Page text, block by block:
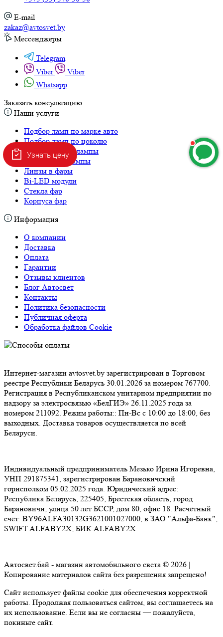
Мессенджеры
Telegram
Viber
Whatsapp
Заказать консультацию
Наши услуги
Подбор ламп по цоколю
Светодиодные лампы
Ксеноновые лампы
Линзы в фары
Bi-LED модули
Стекла фар
Корпуса фар
Информация
О компании
Доставка
Оплата
Гарантии
Отзывы клиентов
Блог Автосвет
Контакты
Политика безопасности
Публичная оферта
Обработка файлов Cookie
Интернет-магазин avtosvet.by зарегистрирован в Торговом
реестре Республики Беларусь 30.01.2026 за номером 767700.
надзору за электросвязью «БелГИЭ» 26.11.2025 года за номером
211092. Режим работы:: Пн-Вс с 10:00 до 18:00, без выходных.
Доставка товаров осуществляется по всей Беларуси.
Индивидуальный предприниматель Мезько Ирина Игоревна,
УНП 291875341, зарегистрирован Барановичский горисполком
БССР, дом 80, офис 18. Расчётный счёт:
BY96ALFA30132G3621001027000, в ЗАО "Альфа-Банк", SWIFT
ALFABY2X, БИК ALFABY2X.
Автосвет.бай - магазин автомобильного света © 2026 |
Копирование материалов сайта без разрешения запрещено!
работы. Продолжая пользоваться сайтом, вы соглашаетесь на их
использование. Если вы не согласны — пожалуйста, покиньте
сайт.
Создание сайта | SEO продвижение сайта